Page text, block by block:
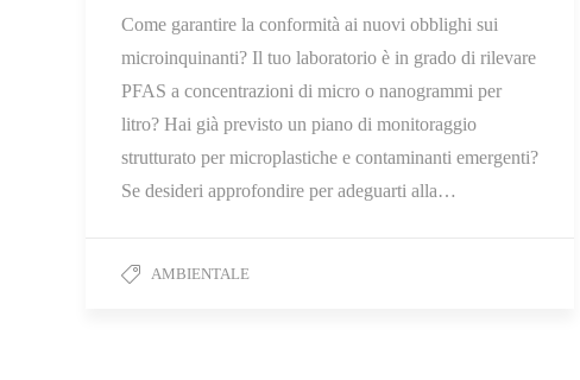
Come garantire la conformità ai nuovi obblighi sui
microinquinanti? Il tuo laboratorio è in grado di rilevare
PFAS a concentrazioni di micro o nanogrammi per
litro? Hai già previsto un piano di monitoraggio
strutturato per microplastiche e contaminanti emergenti?
Se desideri approfondire per adeguarti alla…
AMBIENTALE